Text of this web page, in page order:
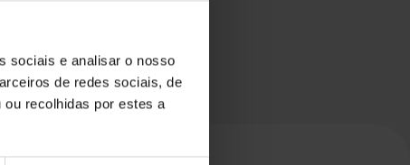
sociais e analisar o nosso
de redes sociais, de
recolhidas por estes a